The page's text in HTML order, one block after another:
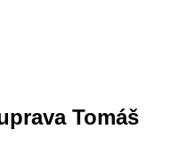
Tomáš